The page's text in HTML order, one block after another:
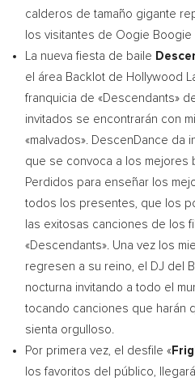
calderos de tamaño gigante
los visitantes de Oogie Boogie
La nueva fiesta de baile
el área Backlot de Hollywood
franquicia de «Descendants»
invitados se encontrarán con
«malvados». DescenDance da
que se convoca a los mejores
Perdidos para enseñar los
todos los presentes, que los
las exitosas canciones de los
«Descendants». Una vez los
regresen a su reino, el DJ del
nocturna invitando a todo el
tocando canciones que harán
sienta orgulloso.
Por primera vez, el desfile «
los favoritos del público,